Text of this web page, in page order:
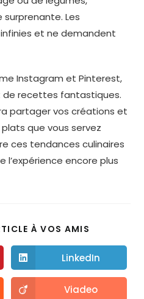
Les
et ne demandent
Instagram et Pinterest,
de recettes fantastiques.
partager vos créations et
que vous servez
ces tendances culinaires
encore plus
À VOS AMIS
LinkedIn
Viadeo